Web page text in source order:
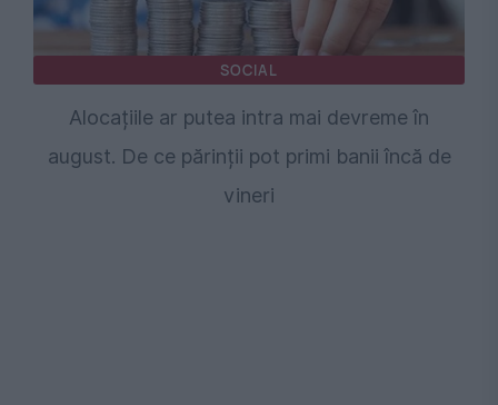
SOCIAL
Alocațiile ar putea intra mai devreme în
august. De ce părinții pot primi banii încă de
vineri